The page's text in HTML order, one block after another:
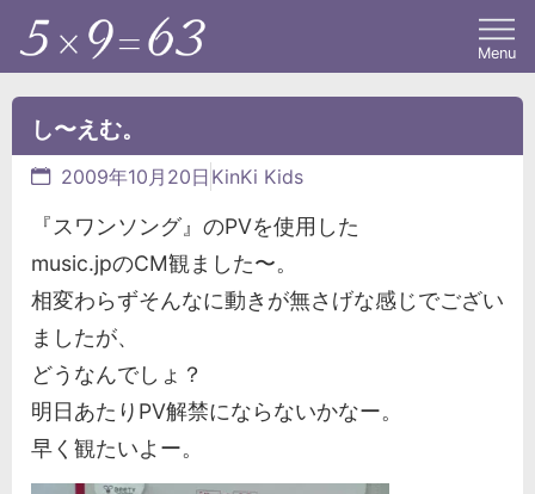
Menu
し〜えむ。
2009年10月20日 KinKi Kids
『スワンソング』のPVを使用した
music.jpのCM観ました〜。
相変わらずそんなに動きが無さげな感じでござい
ましたが、
どうなんでしょ？
明日あたりPV解禁にならないかなー。
早く観たいよー。